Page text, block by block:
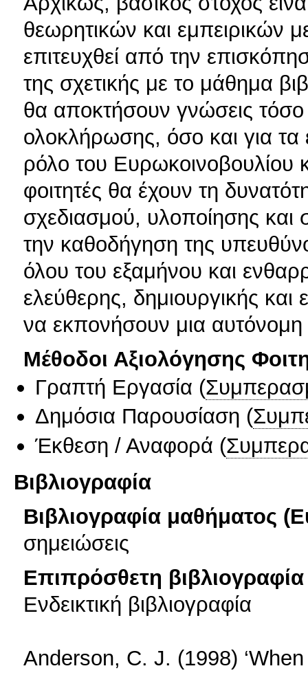
θεωρητικών και εμπειρικών
επιτευχθεί από την
της σχετικής με το μάθημα
θα αποκτήσουν γνώσεις
ολοκλήρωσης, όσο και για
ρόλο του
φοιτητές θα έχουν τη
σχεδιασμού, υλοποίησης
την καθοδήγηση της
όλου του εξαμήνου και
ελεύθερης, δημιουργικής
να εκπονήσουν μια αυτόνομη
Μέθοδοι Αξιολόγησης
Γραπτή Εργασία (
Δημόσια Παρουσίαση (
Έκθεση / Αναφορά (
Βιβλιογραφία
Βιβλιογραφία μαθήματος
σημειώσεις
Επιπρόσθετη βιβλιογραφία
Ενδεικτική βιβλιογραφία
Anderson, C. J. (1998)